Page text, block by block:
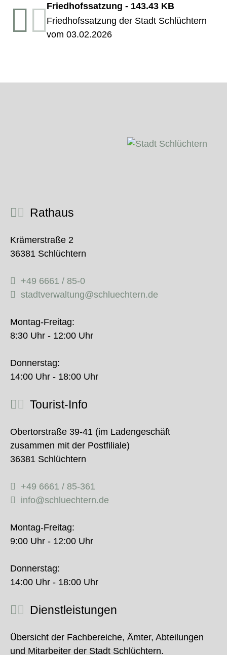
Friedhofssatzung - 143.43 KB
Friedhofssatzung der Stadt Schlüchtern
vom 03.02.2026
Rathaus
Krämerstraße 2
36381 Schlüchtern
+49 6661 / 85-0
stadtverwaltung@schluechtern.de
Montag-Freitag:
8:30 Uhr - 12:00 Uhr
Donnerstag:
14:00 Uhr - 18:00 Uhr
Tourist-Info
Obertorstraße 39-41 (im Ladengeschäft
zusammen mit der Postfiliale)
36381 Schlüchtern
+49 6661 / 85-361
info@schluechtern.de
Montag-Freitag:
9:00 Uhr - 12:00 Uhr
Donnerstag:
14:00 Uhr - 18:00 Uhr
Dienstleistungen
Übersicht der Fachbereiche, Ämter, Abteilungen
und Mitarbeiter der Stadt Schlüchtern.